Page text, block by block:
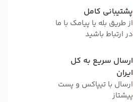
پشتیبانی کامل
از طریق بله یا پیامک با ما
در ارتباط باشید
ارسال سریع به کل
ایران
ارسال با تیپاکس و پست
پیشتاز